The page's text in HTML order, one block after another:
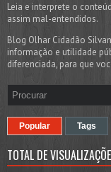
Leia e interprete o
assim mal-entendidos.
Blog Olhar Cidadão
informação e utilidade
diferenciada, para que
Popular Tags
TOTAL DE